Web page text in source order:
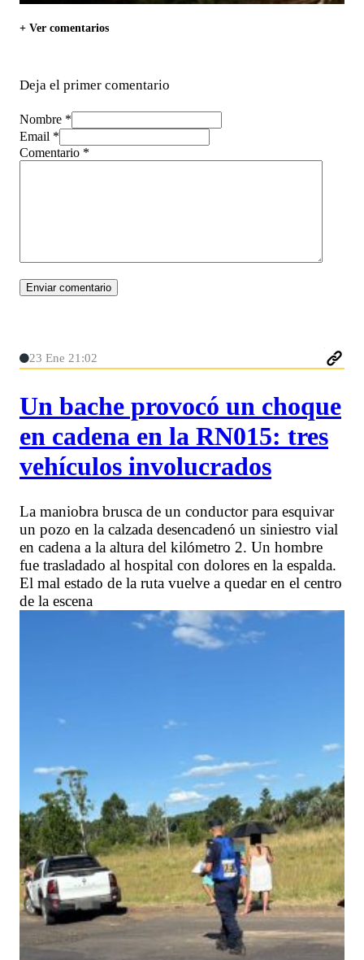
+ Ver comentarios
Deja el primer comentario
Nombre *
Email *
Comentario *
23 Ene 21:02
Un bache provocó un choque
en cadena en la RN015: tres
vehículos involucrados
La maniobra brusca de un conductor para esquivar
un pozo en la calzada desencadenó un siniestro vial
en cadena a la altura del kilómetro 2. Un hombre
fue trasladado al hospital con dolores en la espalda.
El mal estado de la ruta vuelve a quedar en el centro
de la escena